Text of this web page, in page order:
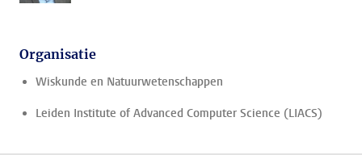
Organisatie
Wiskunde en Natuurwetenschappen
Leiden Institute of Advanced Computer Science (LIACS)